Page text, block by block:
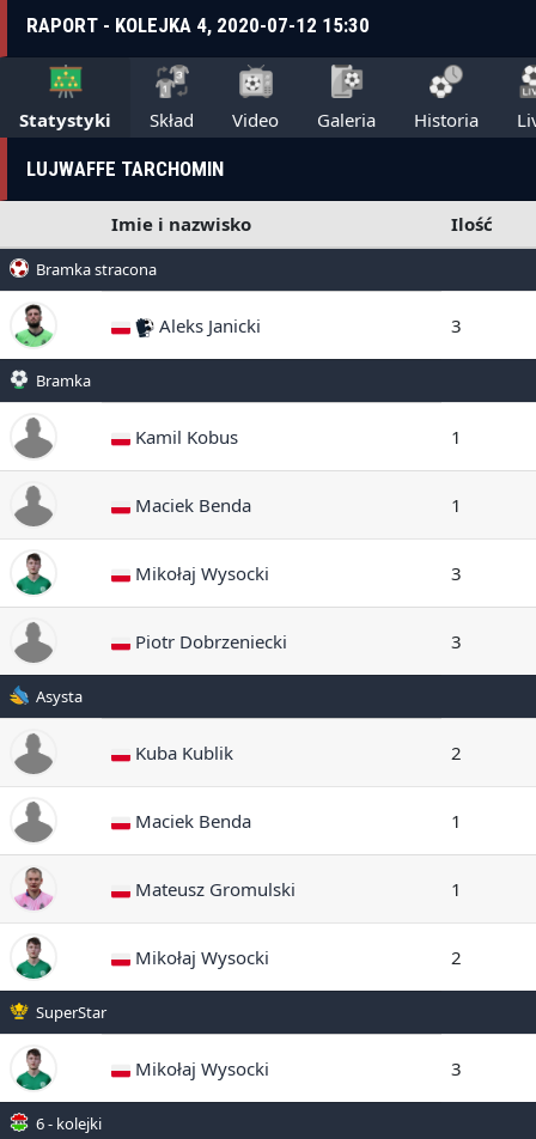
RAPORT - KOLEJKA 4, 2020-07-12 15:30
Statystyki Skład Video Galeria Historia
LUJWAFFE TARCHOMIN
Imie i nazwisko Ilość
Bramka stracona
Aleks Janicki 3
Bramka
Kamil Kobus 1
Maciek Benda 1
Mikołaj Wysocki 3
Piotr Dobrzeniecki 3
Asysta
Kuba Kublik 2
Maciek Benda 1
Mateusz Gromulski 1
Mikołaj Wysocki 2
SuperStar
Mikołaj Wysocki 3
6 - kolejki